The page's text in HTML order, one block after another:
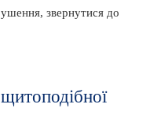
звернутися до